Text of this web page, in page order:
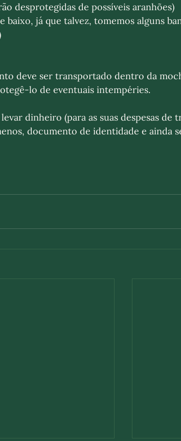
desprotegidas de possíveis aranhões)
baixo, já que talvez, tomemos alguns
deve ser transportado dentro da
lo de eventuais intempéries.
dinheiro (para as suas despesas de
documento de identidade e ainda